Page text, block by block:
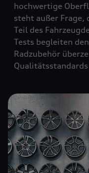
hochwertige
steht außer Frage,
Teil des
Tests begleiten
Radzubehör